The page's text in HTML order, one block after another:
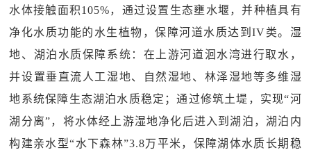
水体接触面积105%，通过设置生态壅水堰，并种植具有
净化水质功能的水生植物，保障河道水质达到IV类。湿
地、湖泊水质保障系统：在上游河道洄水湾进行取水，
并设置垂直流人工湿地、自然湿地、林泽湿地等多维湿
地系统保障生态湖泊水质稳定；通过修筑土堤，实现“河
湖分离”，将水体经上游湿地净化后进入到湖泊，湖泊内
构建亲水型“水下森林”3.8万平米，保障湖体水质长期稳